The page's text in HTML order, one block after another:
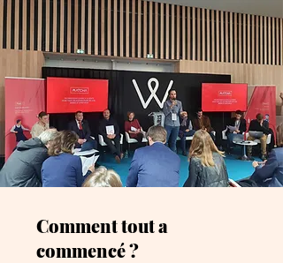
Comment tout a
commencé ?